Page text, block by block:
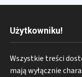
Użytkowniku!
Wszystkie treści
mają wyłącznie